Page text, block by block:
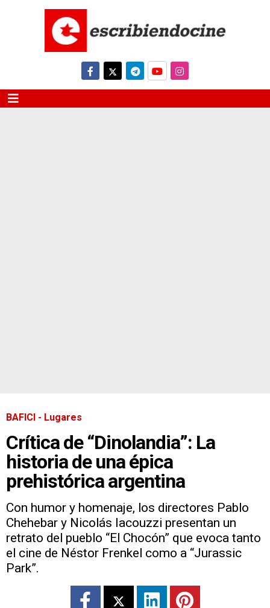
BAFICI - Lugares
Crítica de “Dinolandia”: La
historia de una épica
prehistórica argentina
Con humor y homenaje, los directores Pablo
Chehebar y Nicolás Iacouzzi presentan un
retrato del pueblo “El Chocón” que evoca tanto
el cine de Néstor Frenkel como a “Jurassic
Park”.